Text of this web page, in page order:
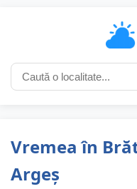
Vremea în
Argeș